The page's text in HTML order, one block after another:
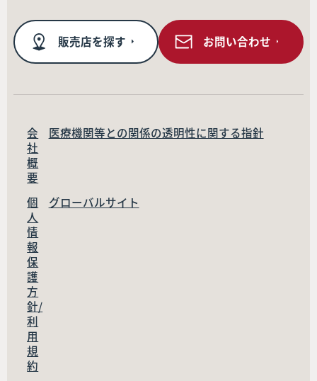
販売店を探す お問い合わせ
会
社
概
要
医療機関等との関係の透明性に関する指針
個
人
情
報
保
護
方
針/
利
用
規
約
グローバルサイト